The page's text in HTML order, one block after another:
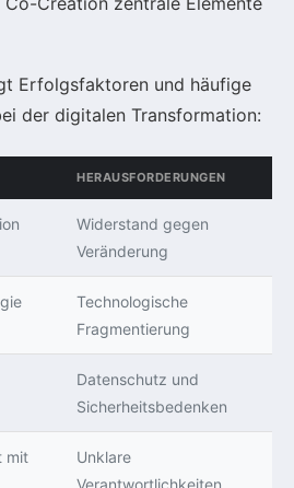
Erfolgsfaktoren und häufige
der digitalen Transformation:
HERAUSFORDERUNGEN
Widerstand gegen
Veränderung
Technologische
Fragmentierung
Datenschutz und
Sicherheitsbedenken
mit
Unklare
Verantwortlichkeiten